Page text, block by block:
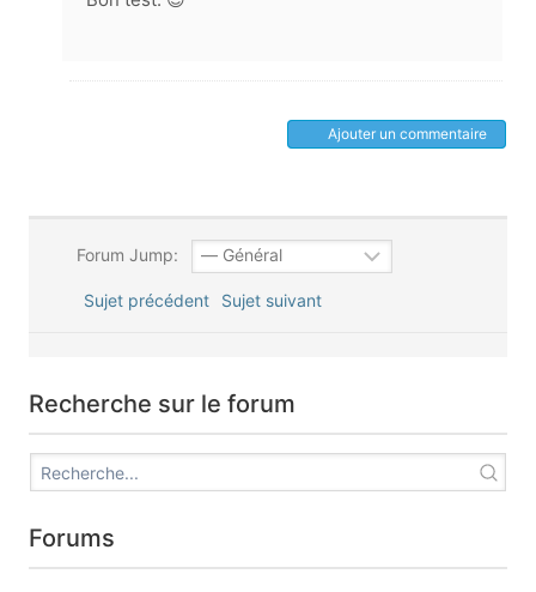
Ajouter un commentaire
Forum Jump:
Sujet précédent Sujet suivant
Recherche sur le forum
Forums